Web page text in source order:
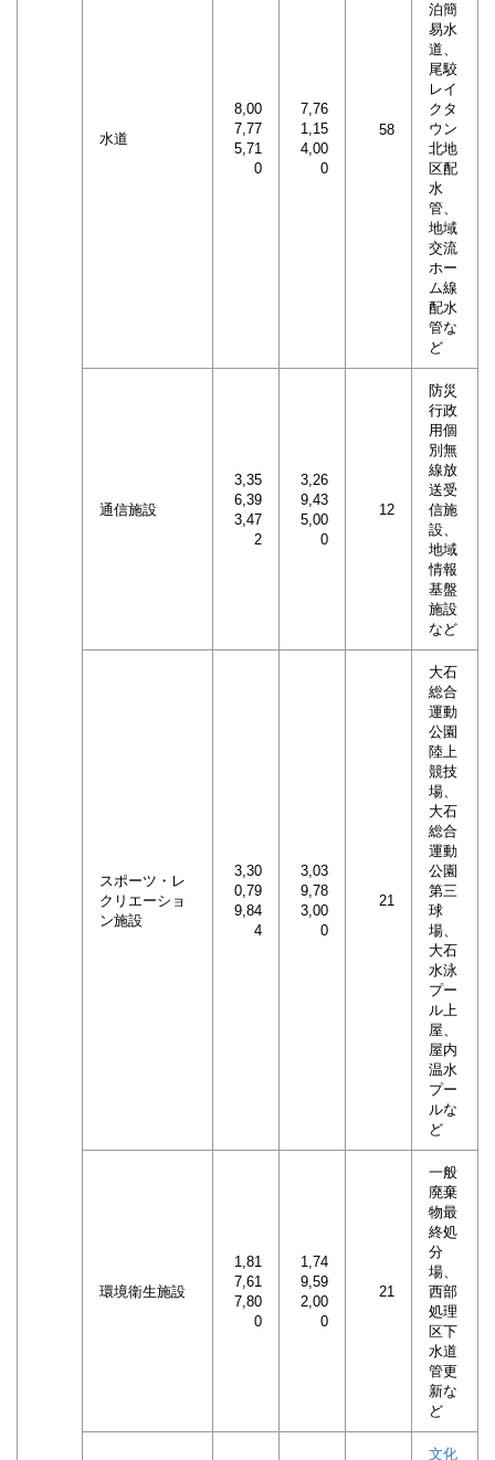
水道
8,00
7,77
5,71
0
7,76
1,15
4,00
0
58
泊簡
易水
道、
尾駮
レイ
クタ
ウン
北地
区配
水
管、
地域
交流
ホー
ム線
配水
管な
ど
通信施設
3,35
6,39
3,47
2
3,26
9,43
5,00
0
12
防災
行政
用個
別無
線放
送受
信施
設、
地域
情報
基盤
施設
など
スポーツ・レ
クリエーショ
ン施設
3,30
0,79
9,84
4
3,03
9,78
3,00
0
21
大石
総合
運動
公園
陸上
競技
場、
大石
総合
運動
公園
第三
球
場、
大石
水泳
プー
ル上
屋、
屋内
温水
プー
ルな
ど
環境衛生施設
1,81
7,61
7,80
0
1,74
9,59
2,00
0
21
一般
廃棄
物最
終処
分
場、
西部
処理
区下
水道
管更
新な
ど
文化